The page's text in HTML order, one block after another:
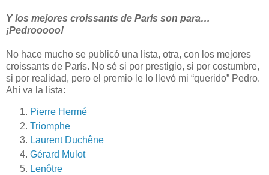
Y los mejores croissants de París son para…
¡Pedrooooo!
No hace mucho se publicó una lista, otra, con los mejores
croissants de París. No sé si por prestigio, si por costumbre,
si por realidad, pero el premio le lo llevó mi “querido” Pedro.
Ahí va la lista:
Pierre Hermé
Triomphe
Laurent Duchêne
Gérard Mulot
Lenôtre